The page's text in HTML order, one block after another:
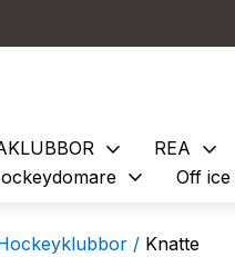
expand_more REA expand_more
expand_more Off ice
/ Knatte